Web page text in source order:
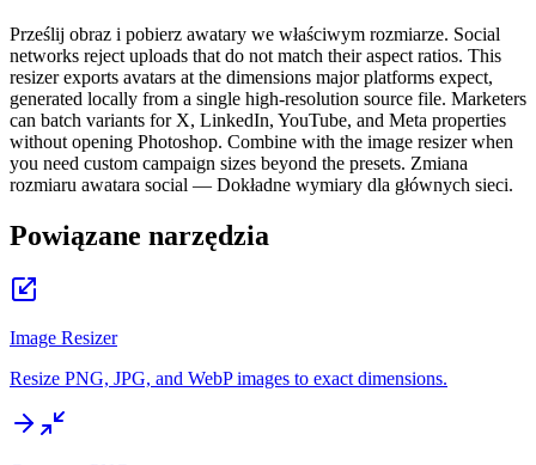
Prześlij obraz i pobierz awatary we właściwym rozmiarze. Social
networks reject uploads that do not match their aspect ratios. This
resizer exports avatars at the dimensions major platforms expect,
generated locally from a single high-resolution source file. Marketers
can batch variants for X, LinkedIn, YouTube, and Meta properties
without opening Photoshop. Combine with the image resizer when
you need custom campaign sizes beyond the presets. Zmiana
rozmiaru awatara social — Dokładne wymiary dla głównych sieci.
Powiązane narzędzia
Image Resizer
Resize PNG, JPG, and WebP images to exact dimensions.